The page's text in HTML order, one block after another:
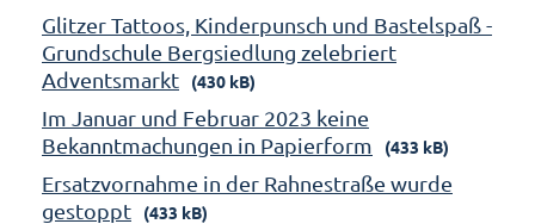
Glitzer Tattoos, Kinderpunsch und Bastelspaß -
Grundschule Bergsiedlung zelebriert
Adventsmarkt
(430 kB)
Im Januar und Februar 2023 keine
Bekanntmachungen in Papierform
(433 kB)
Ersatzvornahme in der Rahnestraße wurde
gestoppt
(433 kB)